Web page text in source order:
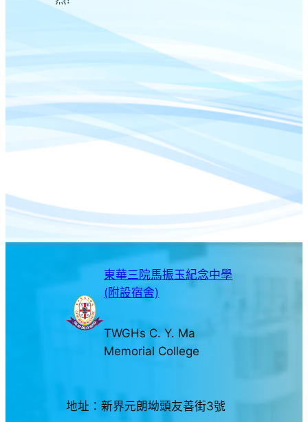
東華三院馬振玉紀念中學
(附設宿舍)
TWGHs C. Y. Ma
Memorial College
地址：新界元朗坳頭友善街3號